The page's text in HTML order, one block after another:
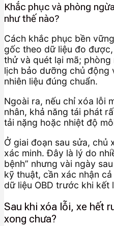
Khắc phục và phòng
như thế nào?
Cách khắc phục bền
gốc theo dữ liệu đo
thử và quét lại mã;
lịch bảo dưỡng chủ động
nhiên liệu đúng chuẩn.
Ngoài ra, nếu chỉ xóa lỗi
nhân, khả năng tái phát
tải nặng hoặc nhiệt độ
Ở giai đoạn sau sửa, chủ
xác minh. Đây là lý do
bệnh” nhưng vài ngày
kỹ thuật, cần xác nhận
dữ liệu OBD trước khi kết
Sau khi xóa lỗi, xe hết
xong chưa?